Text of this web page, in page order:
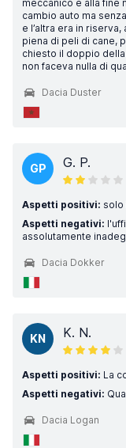
meccanico e alla fine
cambio auto ma
e l’altra era in
piena di peli di cane,
chiesto il doppio
non faceva nulla di
Dacia Duster
GP G. P.
Aspetti positivi: solo
Aspetti negativi:
assolutamente
Dacia Dokker
KN K. N.
Aspetti positivi: La
Aspetti negativi:
Dacia Logan